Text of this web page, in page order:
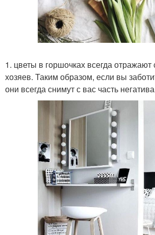
1. цветы в горшочках всегда отражают
хозяев. Таким образом, если вы
они всегда снимут с вас часть